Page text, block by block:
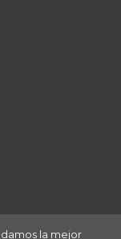
la mejor